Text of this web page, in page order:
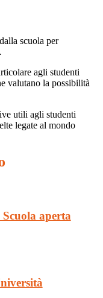
scuola per
agli studenti
valutano la possibilità
utili agli studenti
legate al mondo
Scuola aperta